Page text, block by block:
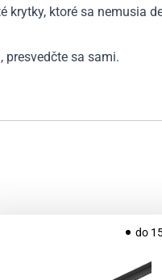
krytky, ktoré sa nemusia
presvedčte sa sami.
do